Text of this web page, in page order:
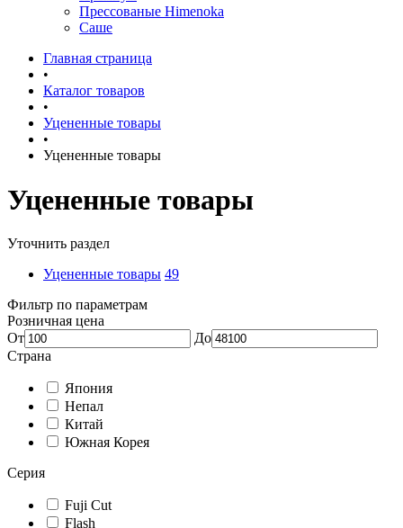
Прессованые Himenoka
Саше
Главная страница
•
Каталог товаров
•
Уцененные товары
•
Уцененные товары
Уцененные товары
Уточнить раздел
Уцененные товары 49
Фильтр по параметрам
Розничная цена
От
До
Страна
Япония
Непал
Китай
Южная Корея
Серия
Fuji Cut
Flash